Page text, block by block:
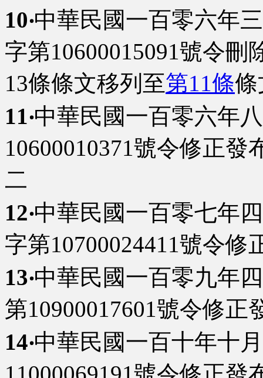
10‧中華民國一百零六年
字第10600015091號令刪
13條條文移列至第11條條
11‧中華民國一百零六年
10600010371號令修正發
二
12‧中華民國一百零七年
字第10700024411號令修
13‧中華民國一百零九年
第10900017601號令修正
14‧中華民國一百十年十